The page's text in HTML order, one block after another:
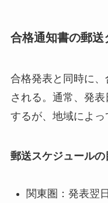
合格通知書の郵送
合格発表と同時に
される。通常、発
するが、地域によっ
郵送スケジュールの
関東圏：発表翌